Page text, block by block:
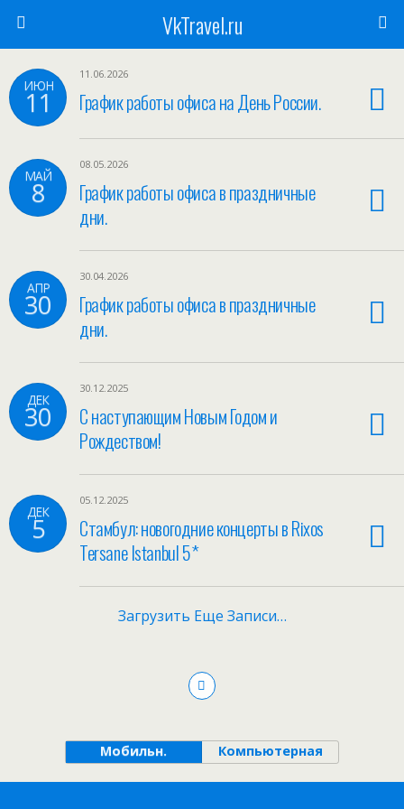
VkTravel.ru
ИЮН
11
11.06.2026
График работы офиса на День России.
МАЙ
8
08.05.2026
График работы офиса в праздничные
дни.
АПР
30
30.04.2026
График работы офиса в праздничные
дни.
ДЕК
30
30.12.2025
С наступающим Новым Годом и
Рождеством!
ДЕК
5
05.12.2025
Стамбул: новогодние концерты в Rixos
Tersane Istanbul 5*
Загрузить Еще Записи…
Мобильн. Компьютерная